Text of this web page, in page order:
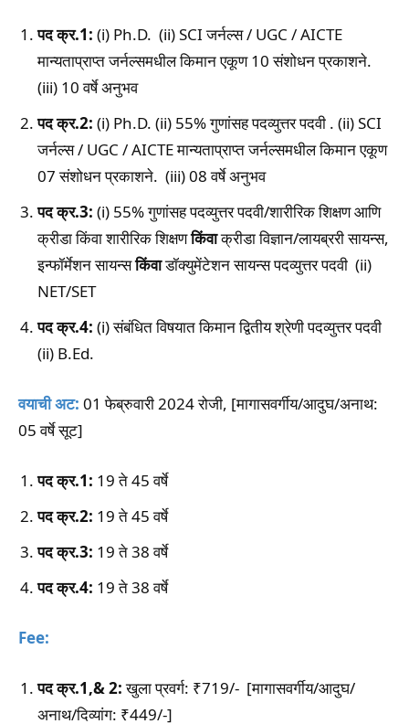
पद क्र.1: (i) Ph.D. (ii) SCI जर्नल्स / UGC / AICTE
मान्यताप्राप्त जर्नल्समधील किमान एकूण 10 संशोधन प्रकाशने.
(iii) 10 वर्षे अनुभव
पद क्र.2: (i) Ph.D. (ii) 55% गुणांसह पदव्युत्तर पदवी . (ii) SCI
जर्नल्स / UGC / AICTE मान्यताप्राप्त जर्नल्समधील किमान एकूण
07 संशोधन प्रकाशने. (iii) 08 वर्षे अनुभव
पद क्र.3: (i) 55% गुणांसह पदव्युत्तर पदवी/शारीरिक शिक्षण आणि
क्रीडा किंवा शारीरिक शिक्षणकिंवाक्रीडा विज्ञान/लायब्ररी सायन्स,
इन्फॉर्मेशन सायन्सकिंवाडॉक्युमेंटेशन सायन्स पदव्युत्तर पदवी (ii)
NET/SET
पद क्र.4: (i) संबंधित विषयात किमान द्वितीय श्रेणी पदव्युत्तर पदवी
(ii) B.Ed.
वयाची अट: 01 फेब्रुवारी 2024 रोजी, [मागासवर्गीय/आदुघ/अनाथ:
05 वर्षे सूट]
पद क्र.1: 19 ते 45 वर्षे
पद क्र.2: 19 ते 45 वर्षे
पद क्र.3: 19 ते 38 वर्षे
पद क्र.4: 19 ते 38 वर्षे
Fee:
पद क्र.1,& 2:खुला प्रवर्ग: ₹719/- [मागासवर्गीय/आदुघ/
अनाथ/दिव्यांग: ₹449/-]